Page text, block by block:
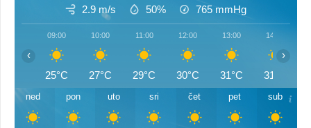
2.9 m/s 50% 765 mmHg
09:00
25°C
10:00
27°C
11:00
29°C
12:00
30°C
13:00
31°C
14:00
31°C
‹ ›
ned pon uto sri čet pet sub